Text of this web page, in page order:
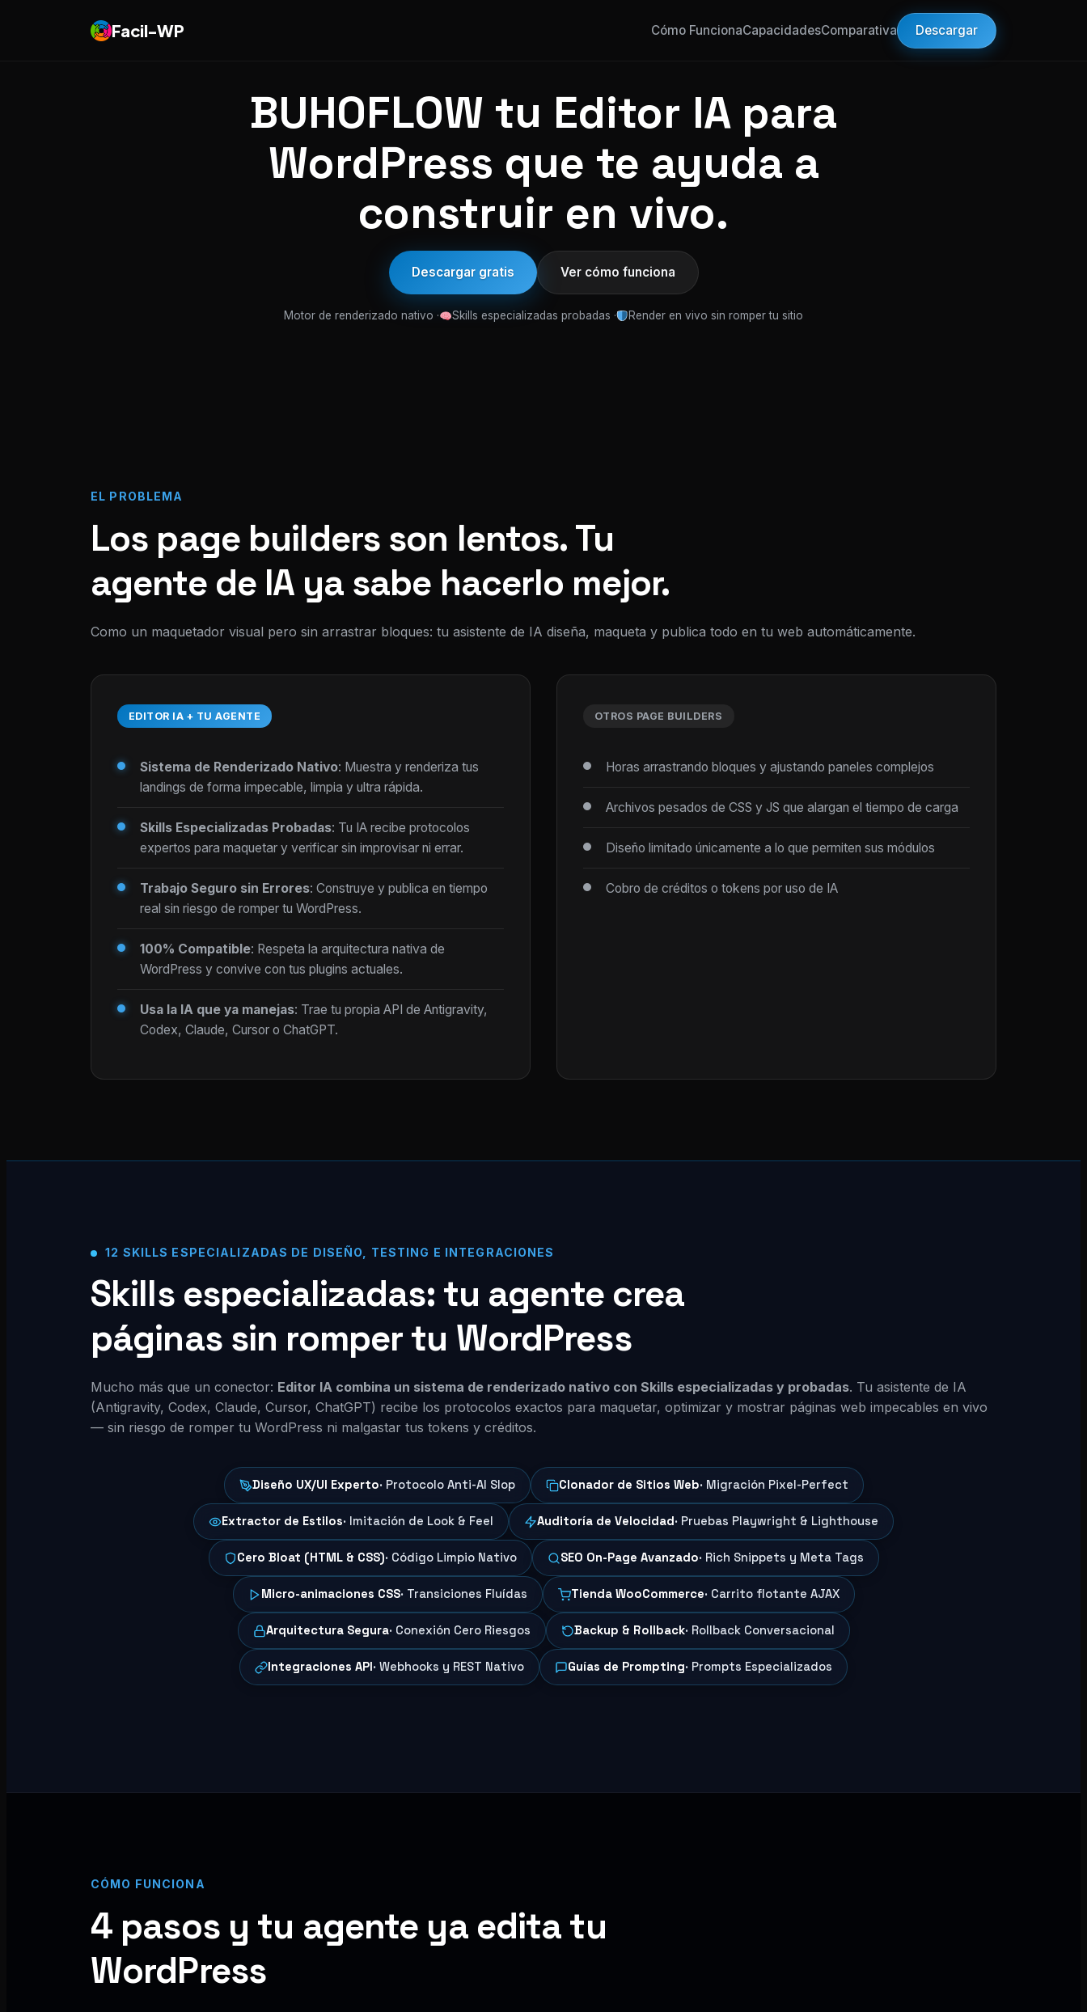
Facil-WP Cómo FuncionaCapacidadesComparativa Descargar
BUHOFLOW tu Editor IA para
WordPress que te ayuda a
construir en vivo.
Descargar gratis Ver cómo funciona
Motor de renderizado nativo · Skills especializadas probadas · Render en vivo sin romper tu sitio
EL PROBLEMA
Los page builders son lentos. Tu
agente de IA ya sabe hacerlo mejor.
Como un maquetador visual pero sin arrastrar bloques: tu asistente de IA diseña, maqueta y publica todo en tu web automáticamente.
EDITOR IA + TU AGENTE
Sistema de Renderizado Nativo: Muestra y renderiza tus
landings de forma impecable, limpia y ultra rápida.
Skills Especializadas Probadas: Tu IA recibe protocolos
expertos para maquetar y verificar sin improvisar ni errar.
Trabajo Seguro sin Errores: Construye y publica en tiempo
real sin riesgo de romper tu WordPress.
100% Compatible: Respeta la arquitectura nativa de
WordPress y convive con tus plugins actuales.
Usa la IA que ya manejas: Trae tu propia API de Antigravity,
Codex, Claude, Cursor o ChatGPT.
OTROS PAGE BUILDERS
Horas arrastrando bloques y ajustando paneles complejos
Archivos pesados de CSS y JS que alargan el tiempo de carga
Diseño limitado únicamente a lo que permiten sus módulos
Cobro de créditos o tokens por uso de IA
12 SKILLS ESPECIALIZADAS DE DISEÑO, TESTING E INTEGRACIONES
Skills especializadas: tu agente crea
páginas sin romper tu WordPress
Mucho más que un conector: Editor IA combina un sistema de renderizado nativo con Skills especializadas y probadas. Tu asistente de IA
(Antigravity, Codex, Claude, Cursor, ChatGPT) recibe los protocolos exactos para maquetar, optimizar y mostrar páginas web impecables en vivo
— sin riesgo de romper tu WordPress ni malgastar tus tokens y créditos.
Diseño UX/UI Experto· Protocolo Anti-AI Slop Clonador de Sitios Web· Migración Pixel-Perfect
Extractor de Estilos· Imitación de Look & Feel Auditoría de Velocidad· Pruebas Playwright & Lighthouse
Cero Bloat (HTML & CSS)· Código Limpio Nativo SEO On-Page Avanzado· Rich Snippets y Meta Tags
Micro-animaciones CSS· Transiciones Fluídas Tienda WooCommerce· Carrito flotante AJAX
Arquitectura Segura· Conexión Cero Riesgos Backup & Rollback· Rollback Conversacional
Integraciones API· Webhooks y REST Nativo Guías de Prompting· Prompts Especializados
CÓMO FUNCIONA
4 pasos y tu agente ya edita tu
WordPress